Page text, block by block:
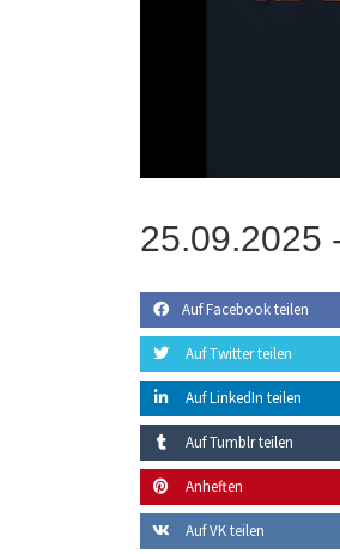
25.09.2025
Auf Facebook teilen
Auf Twitter teilen
Auf LinkedIn teilen
Auf Tumblr teilen
Anheften
Auf VK teilen